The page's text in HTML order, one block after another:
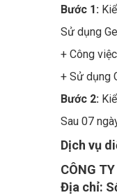
Bước 1:
Sử dụng
+ Công
+ Sử dụng
Bước 2:
Sau 07
Dịch vụ di
CÔNG
Địa chỉ: